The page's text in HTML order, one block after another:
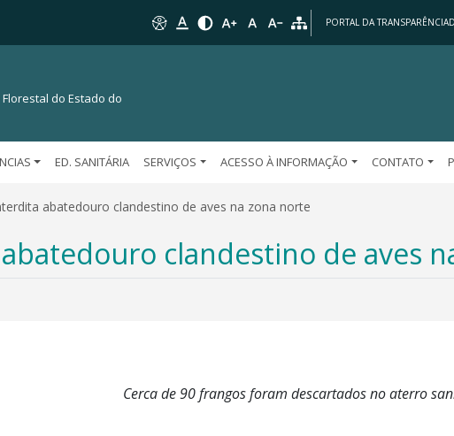
PORTAL DA TRANSPARÊNCIA
do Estado do
ED. SANITÁRIA SERVIÇOS ACESSO À INFORMAÇÃO CONTATO
abatedouro clandestino de aves na zona norte
clandestino de aves
Cerca de 90 frangos foram descartados no aterro